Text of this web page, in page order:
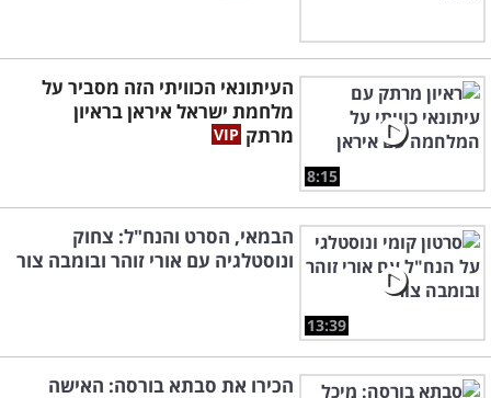
8:15
העיתונאי הכוויתי הזה מסביר על
מלחמת ישראל איראן בראיון
מרתק
13:39
הבמאי, הסרט והנח"ל: צחוק
ונוסטלגיה עם אורי זוהר ובומבה צור
הכירו את סבתא בורסה: האישה